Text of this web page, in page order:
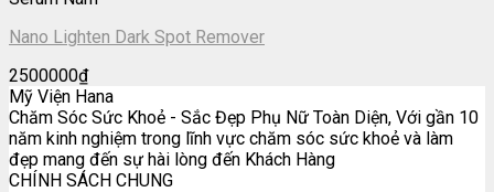
Nano Lighten Dark Spot Remover
2500000₫
Mỹ Viện Hana
Chăm Sóc Sức Khoẻ - Sắc Đẹp Phụ Nữ Toàn Diện, Với gần 10
năm kinh nghiệm trong lĩnh vực chăm sóc sức khoẻ và làm
đẹp mang đến sự hài lòng đến Khách Hàng
CHÍNH SÁCH CHUNG